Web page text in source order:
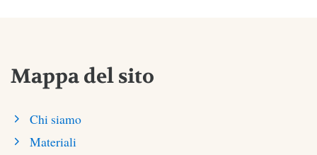
Mappa del sito
Chi siamo
Materiali